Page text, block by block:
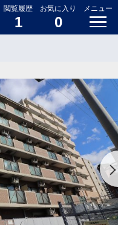
閲覧履歴
1
お気に入り
0
メニュー